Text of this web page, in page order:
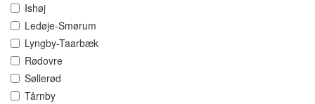
Ishøj
Ledøje-Smørum
Lyngby-Taarbæk
Rødovre
Søllerød
Tårnby